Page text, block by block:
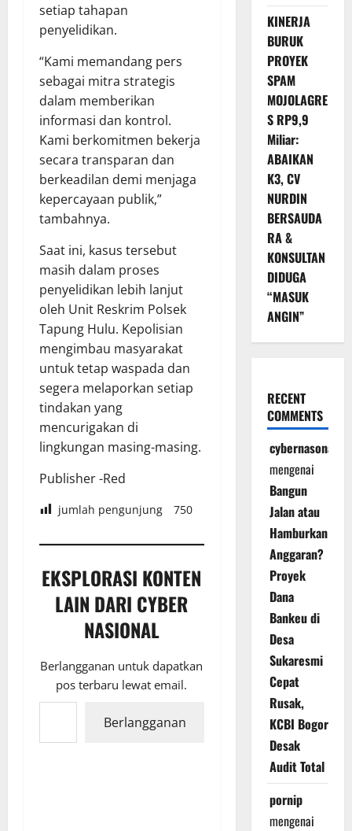
setiap tahapan
penyelidikan.
“Kami memandang pers
sebagai mitra strategis
dalam memberikan
informasi dan kontrol.
Kami berkomitmen bekerja
secara transparan dan
berkeadilan demi menjaga
kepercayaan publik,”
tambahnya.
Saat ini, kasus tersebut
masih dalam proses
penyelidikan lebih lanjut
oleh Unit Reskrim Polsek
Tapung Hulu. Kepolisian
mengimbau masyarakat
untuk tetap waspada dan
segera melaporkan setiap
tindakan yang
mencurigakan di
lingkungan masing-masing.
Publisher -Red
jumlah pengunjung 750
EKSPLORASI KONTEN
LAIN DARI CYBER
NASIONAL
Berlangganan untuk dapatkan
pos terbaru lewat email.
Ketikkan email Anda...
Berlangganan
KINERJA
BURUK
PROYEK
SPAM
MOJOLAGRE
S RP9,9
Miliar:
ABAIKAN
K3, CV
NURDIN
BERSAUDA
RA &
KONSULTAN
DIDUGA
“MASUK
ANGIN”
RECENT
COMMENTS
cybernasonal
mengenai
Bangun
Jalan atau
Hamburkan
Anggaran?
Proyek
Dana
Bankeu di
Desa
Sukaresmi
Cepat
Rusak,
KCBI Bogor
Desak
Audit Total
pornip
mengenai